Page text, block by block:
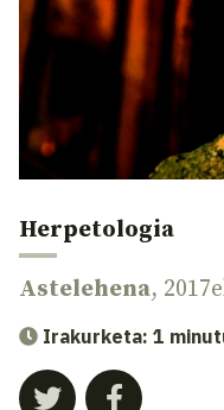
Herpetologia
Astelehena,
Irakurketa: 1